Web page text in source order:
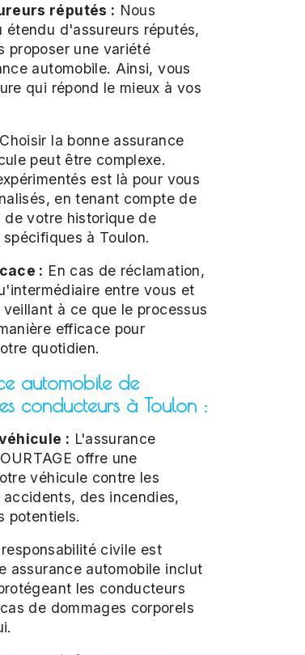
réputés : Nous
étendu d'assureurs réputés,
proposer une variété
automobile. Ainsi, vous
qui répond le mieux à vos
Choisir la bonne assurance
peut être complexe.
est là pour vous
en tenant compte de
votre historique de
à Toulon.
: En cas de réclamation,
entre vous et
à ce que le processus
efficace pour
quotidien.
automobile de
conducteurs à Toulon :
: L'assurance
offre une
véhicule contre les
des incendies,
potentiels.
responsabilité civile est
assurance automobile inclut
les conducteurs
de dommages corporels